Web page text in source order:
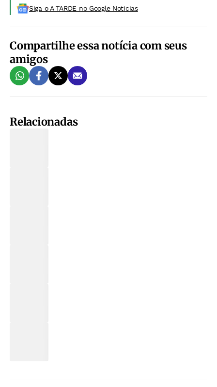
Siga o A TARDE no Google Noticias
Compartilhe essa notícia com seus
amigos
Relacionadas